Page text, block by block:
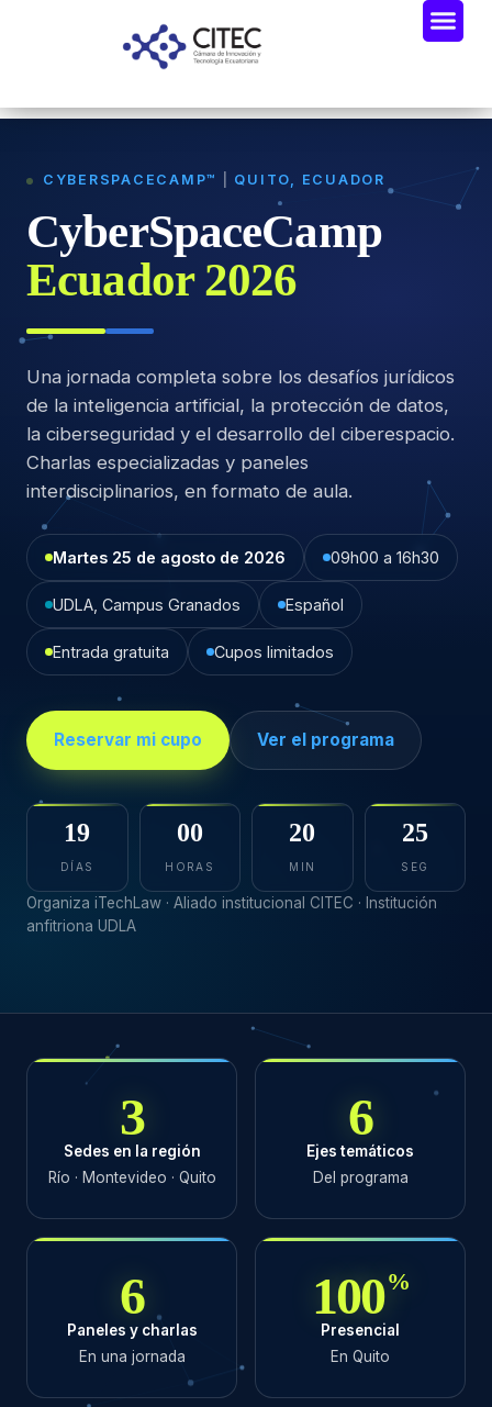
CYBERSPACECAMP™ QUITO, ECUADOR
CyberSpaceCamp
Ecuador 2026
Una jornada completa sobre los desafíos jurídicos
de la inteligencia artificial, la protección de datos,
la ciberseguridad y el desarrollo del ciberespacio.
Charlas especializadas y paneles
interdisciplinarios, en formato de aula.
Martes 25 de agosto de 2026 09h00 a 16h30
UDLA, Campus Granados Español
Entrada gratuita Cupos limitados
Reservar mi cupo Ver el programa
19
DÍAS
00
HORAS
20
MIN
24
SEG
Organiza iTechLaw · Aliado institucional CITEC · Institución
anfitriona UDLA
3
Sedes en la región
Río · Montevideo · Quito
6
Ejes temáticos
Del programa
6
Paneles y charlas
En una jornada
100%
Presencial
En Quito